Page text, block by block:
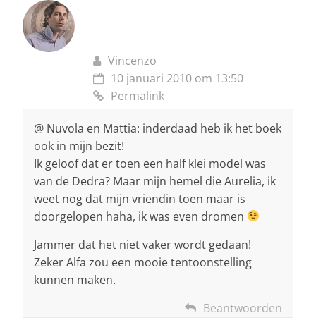
Vincenzo
10 januari 2010 om 13:50
Permalink
@ Nuvola en Mattia: inderdaad heb ik het boek
ook in mijn bezit!
Ik geloof dat er toen een half klei model was
van de Dedra? Maar mijn hemel die Aurelia, ik
weet nog dat mijn vriendin toen maar is
doorgelopen haha, ik was even dromen
Jammer dat het niet vaker wordt gedaan!
Zeker Alfa zou een mooie tentoonstelling
kunnen maken.
Beantwoorden